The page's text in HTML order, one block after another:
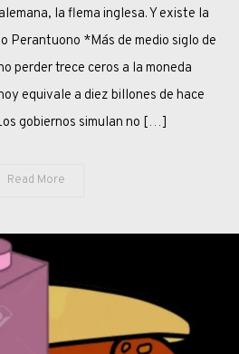
ECOSISTEMA
ARGENTINO
la flema inglesa. Y existe la
Perantuono *Más de medio siglo de
perder trece ceros a la moneda
equivale a diez billones de hace
gobiernos simulan no […]
Read More